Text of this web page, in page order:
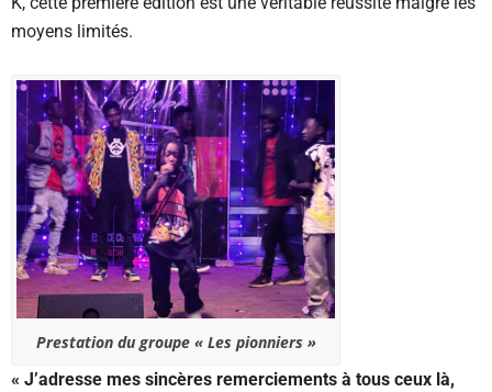
moyens limités.
Prestation du groupe « Les pionniers »
« J’adresse mes sincères remerciements à tous ceux là,